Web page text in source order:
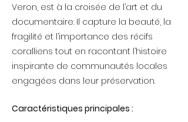
Veron, est à la croisée de l’art et du
documentaire​​. Il capture la beauté, la
fragilité et l’importance des récifs
coralliens tout en racontant l’histoire
inspirante de communautés locales
engagées dans leur préservation.
Caractéristiques principales :